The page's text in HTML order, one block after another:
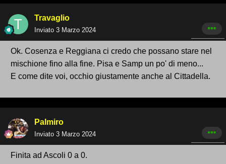
Travaglio
Inviato 3 Marzo 2024
Ok. Cosenza e Reggiana ci credo che possano stare nel
mischione fino alla fine. Pisa e Samp un po' di meno...
E come dite voi, occhio giustamente anche al Cittadella.
Palmiro
Inviato 3 Marzo 2024
Finita ad Ascoli 0 a 0.